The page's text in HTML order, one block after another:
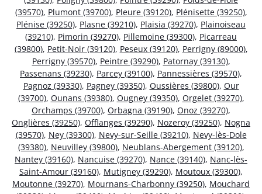
(39570), Plumont (39700), Pleure (39120), Plénisette (39250),
Plénise (39250), Plasne (39210), Plaisia (39270), Plainoiseau
(39210), Pimorin (39270), Pillemoine (39300), Picarreau
(39800), Petit-Noir (39120), Peseux (39120), Perrigny (89000),
Perrigny (39570), Peintre (39290), Patornay (39130),
Passenans (39230), Parcey (39100), Pannessières (39570),
Pagnoz (39330), Pagney (39350), Oussières (39800), Our
(39700), Ounans (39380), Ougney (39350), Orgelet (39270),
Orchamps (39700), Orbagna (39190), Onoz (39270),
Onglières (39250), Offlanges (39290), Nozeroy (39250), Nogna
(39570), Ney (39300), Nevy-sur-Seille (39210), Nevy-lès-Dole
(39380), Neuvilley (39800), Neublans-Abergement (39120),
Nantey (39160), Nancuise (39270), Nance (39140), Nanc-lès-
Saint-Amour (39160), Mutigney (39290), Moutoux (39300),
Moutonne (39270), Mournans-Charbonny (39250), Mouchard